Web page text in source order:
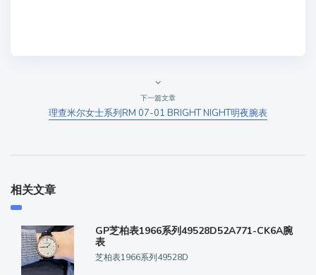
下一篇文章
理查米尔女士系列RM 07-01 BRIGHT NIGHT明夜腕表
相关文章
GP芝柏表1966系列49528D52A771-CK6A腕
表
芝柏表1966系列49528D